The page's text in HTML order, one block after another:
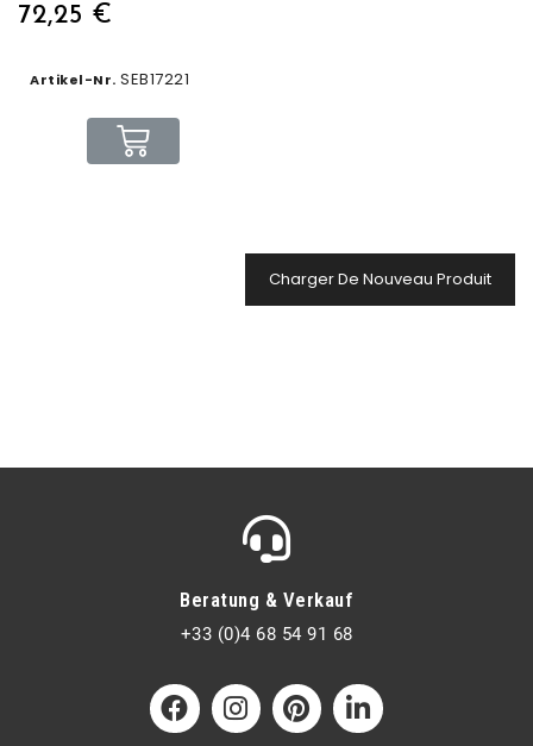
72,25 €
Artikel-Nr. SEB17221
Charger De Nouveau Produit
Beratung & Verkauf
+33 (0)4 68 54 91 68